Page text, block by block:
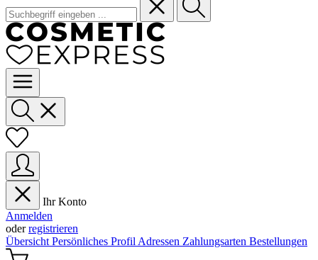
Ihr Konto
Anmelden
oderregistrieren
Übersicht Persönliches Profil Adressen Zahlungsarten Bestellungen